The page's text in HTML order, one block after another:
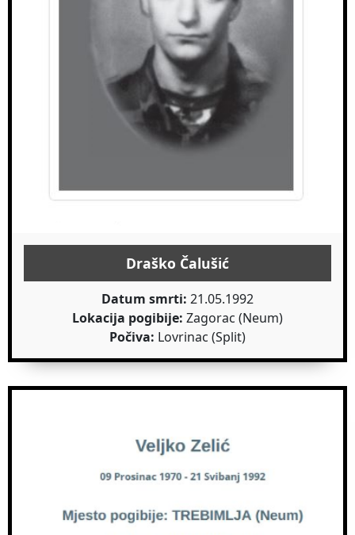
Draško Čalušić
Datum smrti: 21.05.1992
Lokacija pogibije: Zagorac (Neum)
Počiva: Lovrinac (Split)